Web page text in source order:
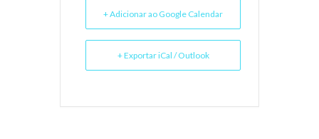
+ Adicionar ao Google Calendar
+ Exportar iCal / Outlook